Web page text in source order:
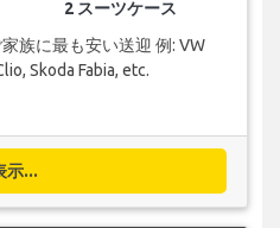
2 スーツケース
族に最も安い送迎 例: VW
Skoda Fabia, etc.
示...